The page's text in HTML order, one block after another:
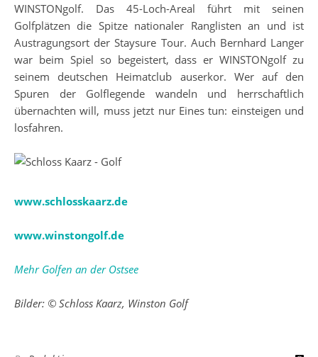
WINSTONgolf. Das 45-Loch-Areal führt mit seinen
Golfplätzen die Spitze nationaler Ranglisten an und ist
Austragungsort der Staysure Tour. Auch Bernhard Langer
war beim Spiel so begeistert, dass er WINSTONgolf zu
seinem deutschen Heimatclub auserkor. Wer auf den
Spuren der Golflegende wandeln und herrschaftlich
übernachten will, muss jetzt nur Eines tun: einsteigen und
losfahren.
www.schlosskaarz.de
www.winstongolf.de
Mehr Golfen an der Ostsee
Bilder: © Schloss Kaarz, Winston Golf